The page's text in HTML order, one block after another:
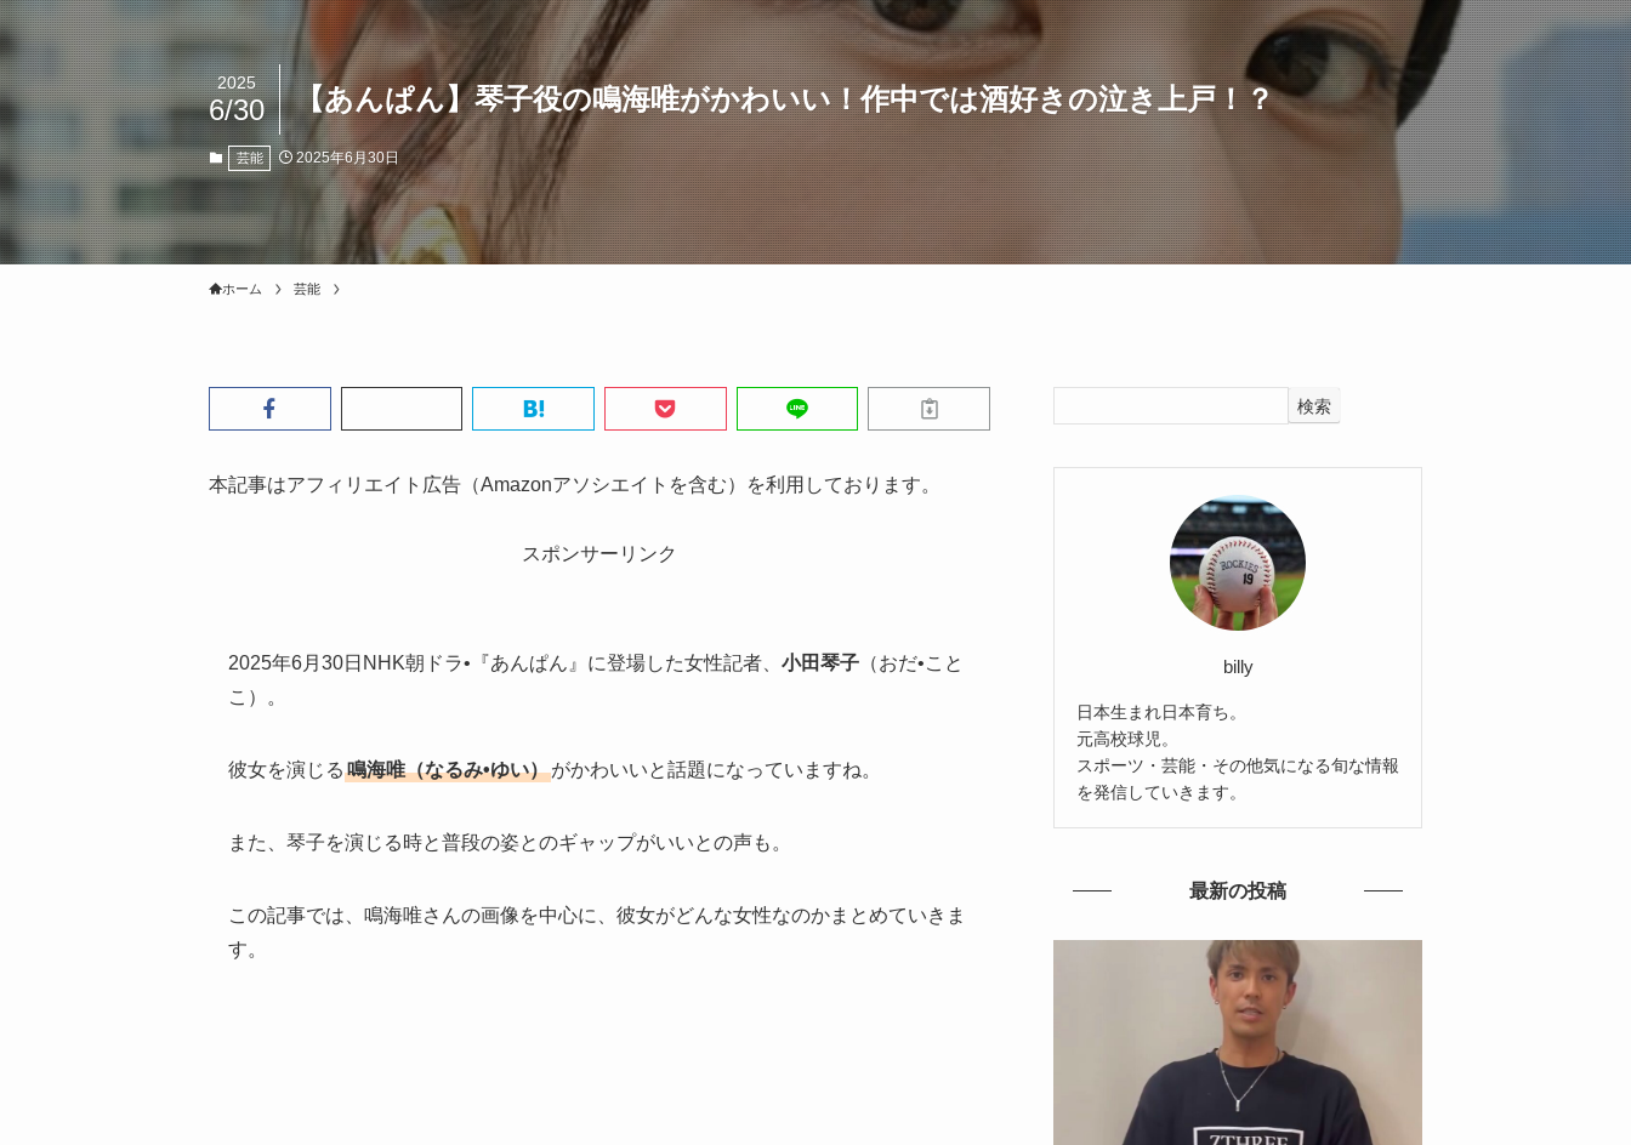
【あんぱん】琴子役の鳴海唯がかわいい！作中では酒好きの泣き上戸！？
2025
6/30
芸能 2025年6月30日
ホーム 芸能
本記事はアフィリエイト広告（Amazonアソシエイトを含む）を利用しております。
スポンサーリンク
2025年6月30日NHK朝ドラ•『あんぱん』に登場した女性記者、 小田琴子 （おだ•こと
こ）。
彼女を演じる 鳴海唯（なるみ•ゆい）がかわいいと話題になっていますね。
また、琴子を演じる時と普段の姿とのギャップがいいとの声も。
この記事では、鳴海唯さんの画像を中心に、彼女がどんな女性なのかまとめていきま
す。
検索
billy
日本生まれ日本育ち。
元高校球児。
スポーツ・芸能・その他気になる旬な情報
を発信していきます。
最新の投稿